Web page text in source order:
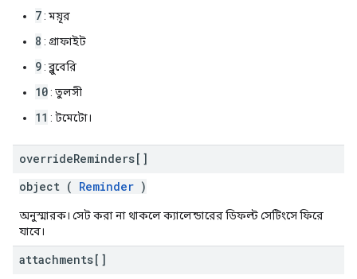
7: ময়ূর
8 : গ্রাফাইট
9: ব্লুবেরি
10: তুলসী
11 : টমেটো।
overrideReminders[]
object ( Reminder )
অনুস্মারক। সেট করা না থাকলে ক্যালেন্ডারের ডিফল্ট সেটিংসে ফিরে
যাবে।
attachments[]